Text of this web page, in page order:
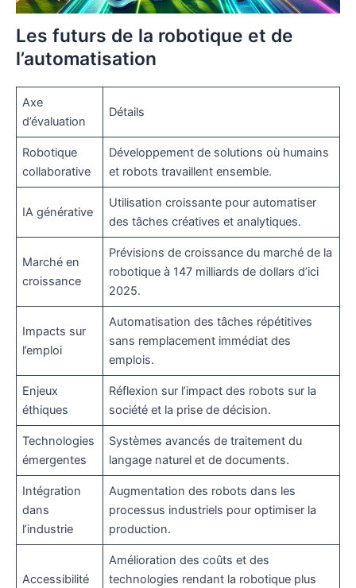
Les futurs de la robotique et de
l’automatisation
Axe
d’évaluation
Détails
Robotique
collaborative
Développement de solutions où humains
et robots travaillent ensemble.
IA générative
Utilisation croissante pour automatiser
des tâches créatives et analytiques.
Marché en
croissance
Prévisions de croissance du marché de la
robotique à 147 milliards de dollars d’ici
2025.
Impacts sur
l’emploi
Automatisation des tâches répétitives
sans remplacement immédiat des
emplois.
Enjeux
éthiques
Réflexion sur l’impact des robots sur la
société et la prise de décision.
Technologies
émergentes
Systèmes avancés de traitement du
langage naturel et de documents.
Intégration
dans
l’industrie
Augmentation des robots dans les
processus industriels pour optimiser la
production.
Accessibilité
Amélioration des coûts et des
technologies rendant la robotique plus